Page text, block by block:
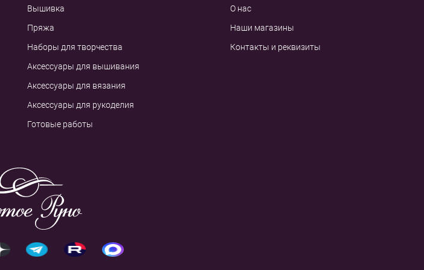
Вышивка
Пряжа
Наборы для творчества
Аксессуары для вышивания
Аксессуары для вязания
Аксессуары для рукоделия
Готовые работы
О нас
Наши магазины
Контакты и реквизиты